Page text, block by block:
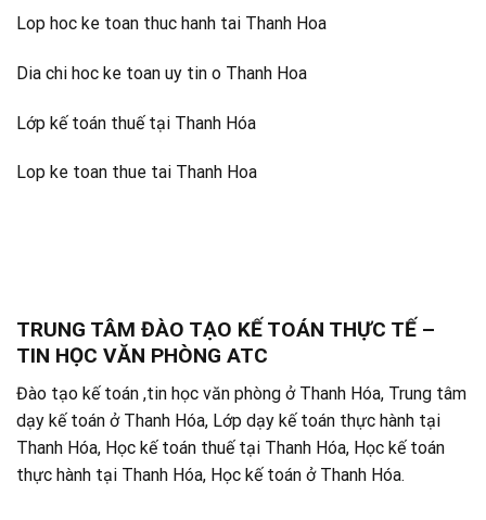
Lop hoc ke toan thuc hanh tai Thanh Hoa
Dia chi hoc ke toan uy tin o Thanh Hoa
Lớp kế toán thuế tại Thanh Hóa
Lop ke toan thue tai Thanh Hoa
TRUNG TÂM ĐÀO TẠO KẾ TOÁN THỰC TẾ –
TIN HỌC VĂN PHÒNG ATC
Đào tạo kế toán ,tin học văn phòng ở Thanh Hóa, Trung tâm
dạy kế toán ở Thanh Hóa, Lớp dạy kế toán thực hành tại
Thanh Hóa, Học kế toán thuế tại Thanh Hóa, Học kế toán
thực hành tại Thanh Hóa, Học kế toán ở Thanh Hóa.